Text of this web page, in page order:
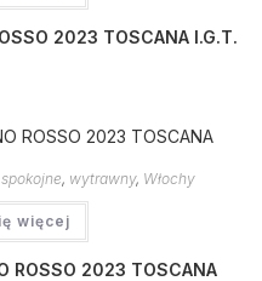
2023 TOSCANA I.G.T.
, wytrawny, Włochy
więcej
ROSSO 2023 TOSCANA